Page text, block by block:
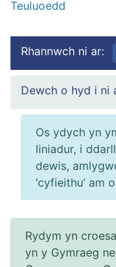
Teuluoedd
Rhannwch ni ar:
Dewch o hyd i ni
Os ydych yn
liniadur, i
dewis,
‘cyfieithu’ am
Rydym yn
yn y Gymraeg